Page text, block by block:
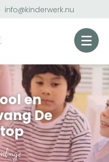
info@kinderwerk.nu
en
De